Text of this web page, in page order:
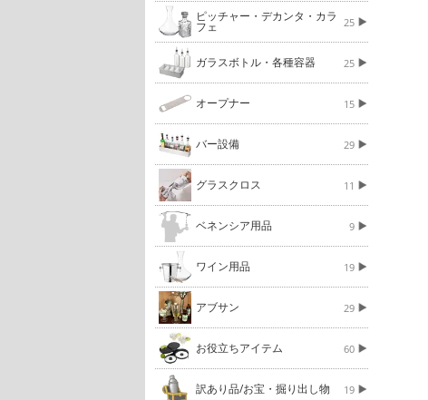
ピッチャー・デカンタ・カラ
フェ 25
ガラスボトル・各種容器 25
オープナー 15
バー設備 29
グラスクロス 11
ベネンシア用品 9
ワイン用品 19
アブサン 29
お役立ちアイテム 60
訳あり品/お宝・掘り出し物 19